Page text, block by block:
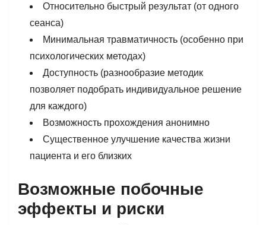
Относительно быстрый результат (от одного
сеанса)
Минимальная травматичность (особенно при
психологических методах)
Доступность (разнообразие методик
позволяет подобрать индивидуальное решение
для каждого)
Возможность прохождения анонимно
Существенное улучшение качества жизни
пациента и его близких
Возможные побочные
эффекты и риски